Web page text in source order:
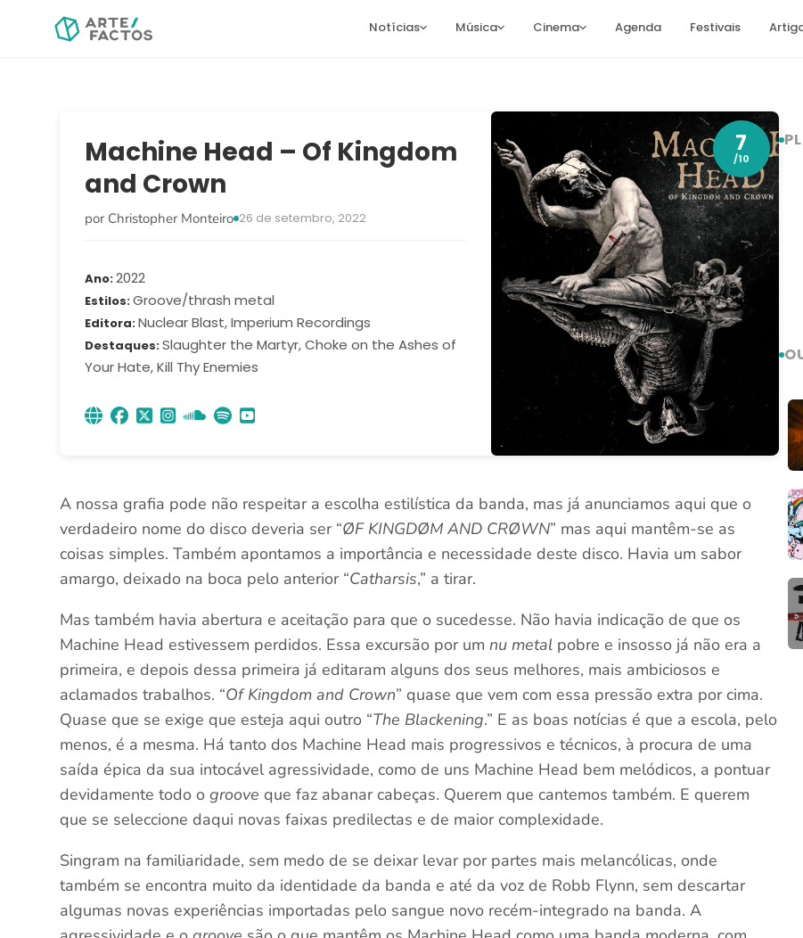
Notícias Música Cinema Agenda Festivais
Machine Head – Of Kingdom
and Crown
por Christopher Monteiro 26 de setembro, 2022
Ano 2022
Estilos Groove/thrash metal
Editora Nuclear Blast, Imperium Recordings
Destaques Slaughter the Martyr, Choke on the Ashes of
Your Hate, Kill Thy Enemies
7
/10
A nossa grafia pode não respeitar a escolha estilística da banda, mas já anunciamos aqui que o
verdadeiro nome do disco deveria ser “ØF KINGDØM AND CRØWN” mas aqui mantêm-se as
coisas simples. Também apontamos a importância e necessidade deste disco. Havia um sabor
amargo, deixado na boca pelo anterior “Catharsis,” a tirar.
Mas também havia abertura e aceitação para que o sucedesse. Não havia indicação de que os
Machine Head estivessem perdidos. Essa excursão por umnu metal pobre e insosso já não era a
primeira, e depois dessa primeira já editaram alguns dos seus melhores, mais ambiciosos e
aclamados trabalhos. “Of Kingdom and Crown” quase que vem com essa pressão extra por cima.
Quase que se exige que esteja aqui outro “The Blackening.” E as boas notícias é que a escola, pelo
menos, é a mesma. Há tanto dos Machine Head mais progressivos e técnicos, à procura de uma
saída épica da sua intocável agressividade, como de uns Machine Head bem melódicos, a pontuar
devidamente todo ogroove que faz abanar cabeças. Querem que cantemos também. E querem
que se seleccione daqui novas faixas predilectas e de maior complexidade.
Singram na familiaridade, sem medo de se deixar levar por partes mais melancólicas, onde
também se encontra muito da identidade da banda e até da voz de Robb Flynn, sem descartar
algumas novas experiências importadas pelo sangue novo recém-integrado na banda. A